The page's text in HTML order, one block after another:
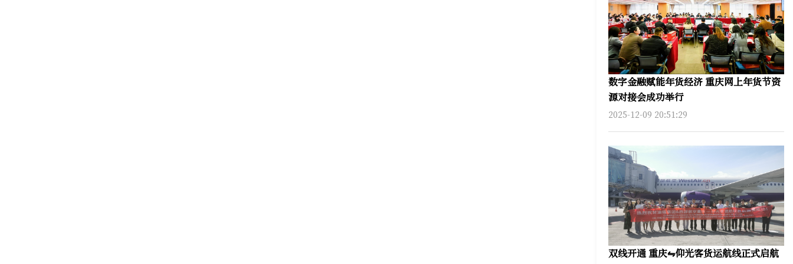
数字金融赋能年货经济 重庆网上年货节资
源对接会成功举行
2025-12-09 20:51:29
双线开通 重庆⇋仰光客货运航线正式启航